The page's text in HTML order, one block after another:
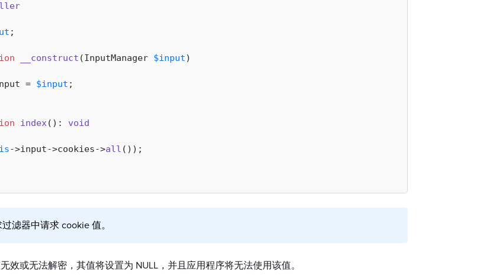
;
__construct (InputManager $input)
= $input ;
index( ): void
->input->cookies->all ());
滤器中请求 cookie 值。
效或无法解密，其值将设置为 NULL，并且应用程序将无法使用该值。